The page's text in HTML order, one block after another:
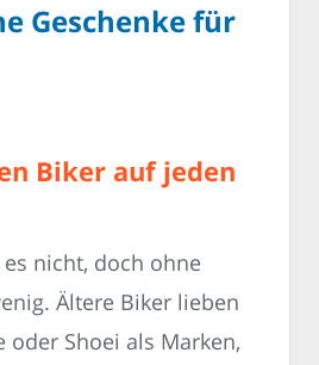
Geschenke für
Biker auf jeden
nicht, doch ohne
Ältere Biker lieben
oder Shoei als Marken,